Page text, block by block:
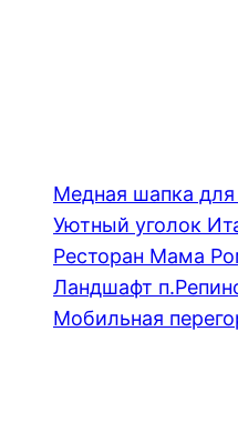
Медная шапка
Уютный уголок
Ресторан Мама
Ландшафт
Мобильная